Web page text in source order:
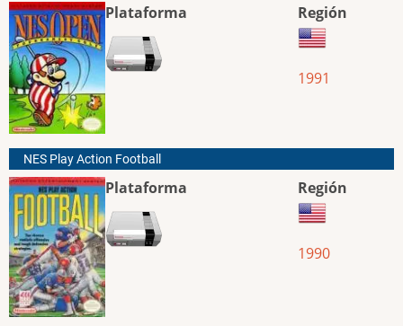
Plataforma Región
1991
NES Play Action Football
Plataforma Región
1990